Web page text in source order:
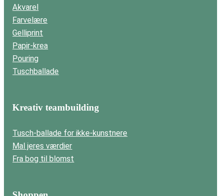
Akvarel
Farvelære
Gelliprint
Papir-krea
Pouring
Tuschballade
Kreativ teambuilding
Tusch-ballade for ikke-kunstnere
Mal jeres værdier
Fra bog til blomst